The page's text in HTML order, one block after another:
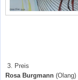
3. Preis
Rosa Burgmann (Olang)